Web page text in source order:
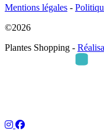
Mentions légales -
©2026
Plantes Shopping -